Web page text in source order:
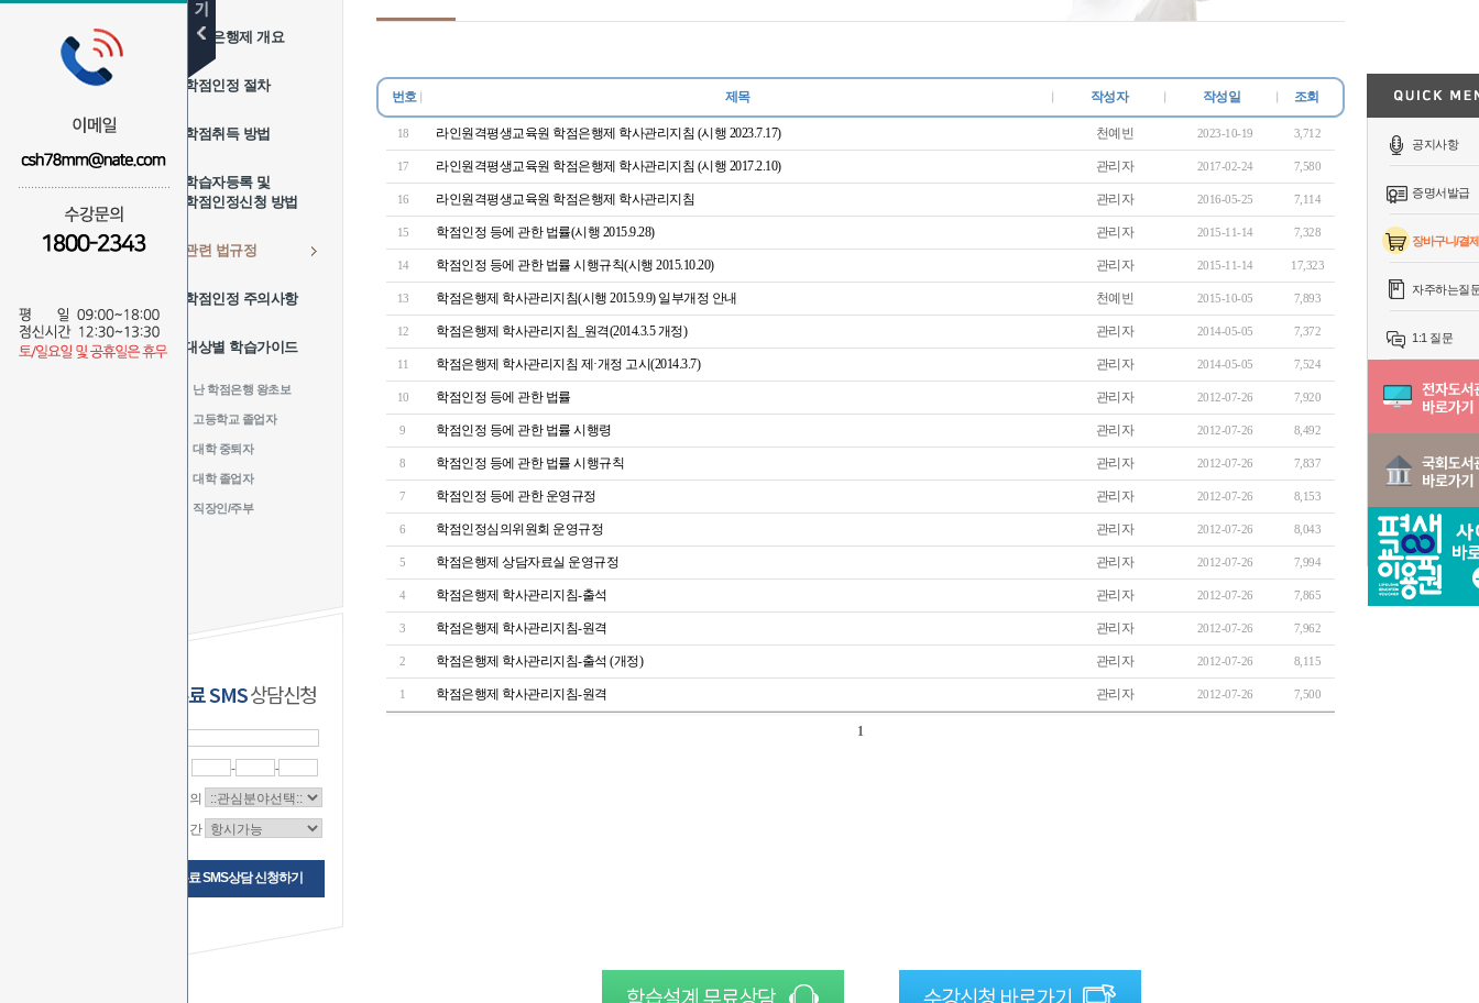
공지사항
증명서발급
장바구니/결제
자주하는질
1:1 질문
학점은행제 개요
학점인정 절차
학점취득 방법
학습자등록 및
학점인정신청 방법
관련 법규정
학점인정 주의사항
대상별 학습가이드
난 학점은행 왕초보
고등학교 졸업자
대학 중퇴자
대학 졸업자
직장인/주부
무료 SMS상담신청
-
-
상담문의
상담시간
무료 SMS상담 신청하기
번호 제목 작성자 작성일 조회
18 라인원격평생교육원 학점은행제 학사관리지침 (시행 2023.7.17) 천예빈 2023-10-19 3,712
17 라인원격평생교육원 학점은행제 학사관리지침 (시행 2017.2.10) 관리자 2017-02-24 7,580
16 라인원격평생교육원 학점은행제 학사관리지침 관리자 2016-05-25 7,114
15 학점인정 등에 관한 법률(시행 2015.9.28) 관리자 2015-11-14 7,328
14 학점인정 등에 관한 법률 시행규칙(시행 2015.10.20) 관리자 2015-11-14 17,323
13 학점은행제 학사관리지침(시행 2015.9.9) 일부개정 안내 천예빈 2015-10-05 7,893
12 학점은행제 학사관리지침_원격(2014.3.5 개정) 관리자 2014-05-05 7,372
11 학점은행제 학사관리지침 제·개정 고시(2014.3.7) 관리자 2014-05-05 7,524
10 학점인정 등에 관한 법률 관리자 2012-07-26 7,920
9 학점인정 등에 관한 법률 시행령 관리자 2012-07-26 8,492
8 학점인정 등에 관한 법률 시행규칙 관리자 2012-07-26 7,837
7 학점인정 등에 관한 운영규정 관리자 2012-07-26 8,153
6 학점인정심의위원회 운영규정 관리자 2012-07-26 8,043
5 학점은행제 상담자료실 운영규정 관리자 2012-07-26 7,994
4 학점은행제 학사관리지침-출석 관리자 2012-07-26 7,865
3 학점은행제 학사관리지침-원격 관리자 2012-07-26 7,962
2 학점은행제 학사관리지침-출석 (개정) 관리자 2012-07-26 8,115
1 학점은행제 학사관리지침-원격 관리자 2012-07-26 7,500
1